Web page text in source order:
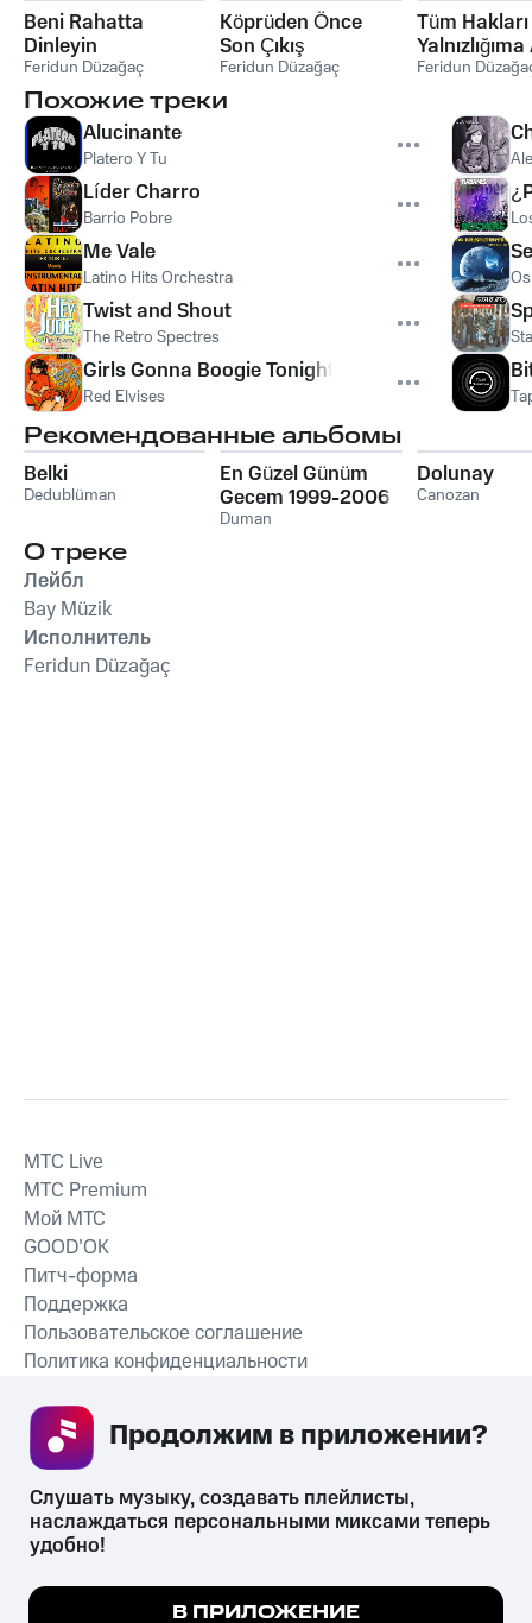
Beni Rahatta
Dinleyin
Feridun Düzağaç
Köprüden Önce
Son Çıkış
Feridun Düzağaç
Tüm Hakları
Feridun
Похожие треки
Alucinante
Platero Y Tu
Líder Charro
Barrio Pobre
Me Vale
Latino Hits Orchestra
Twist and Shout
The Retro Spectres
Girls Gonna Boogie Tonight
Red Elvises
Рекомендованные альбомы
Belki
Dedublüman
En Güzel Günüm
Gecem 1999-2006
Duman
Dolunay
Canozan
О треке
Лейбл
Bay Müzik
Исполнитель
Feridun Düzağaç
СКАЧАТЬ ПРИЛОЖЕНИЕ
MTС Live
MTС Premium
Мой МТС
GOOD’OK
Питч-форма
Поддержка
Пользовательское соглашение
Политика конфиденциальности
психотропных веществ, их аналогов причиняет вред здоровью,
их незаконный оборот запрещён и влечёт установленную
Мы используем куки, чтобы на сайте все
Слушать музыку, создавать плейлисты,
наслаждаться персональными миксами теперь
удобно!
В ПРИЛОЖЕНИЕ